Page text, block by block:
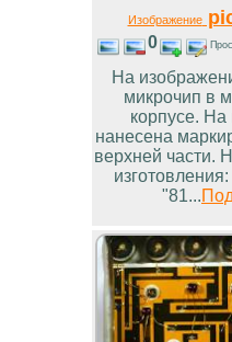
Изображение
0
На
микрочип в
корпусе. На
нанесена
верхней части.
"81...